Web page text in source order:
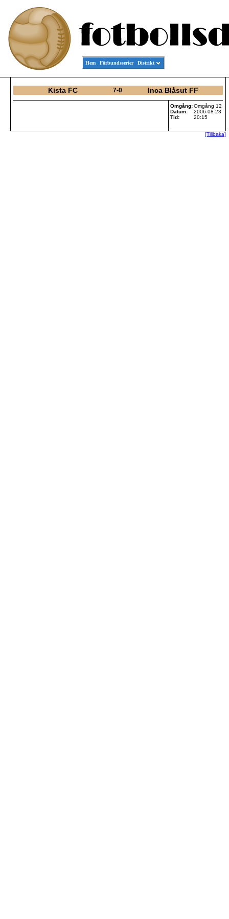
Hem Förbundsserier Distrikt
Kista FC 7-0 Inca Blåsut FF
Omgång:Omgång 12
Datum:
2006-08-23
Tid:
20:15
[Tillbaka]